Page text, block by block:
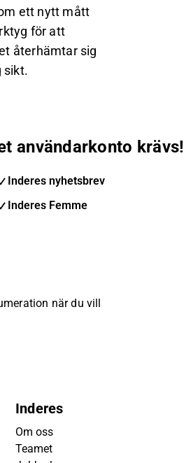
ett nytt mått
för att
återhämtar sig
sikt.
användarkonto krävs!
Inderes nyhetsbrev
Inderes Femme
när du vill
Inderes
Om oss
Teamet